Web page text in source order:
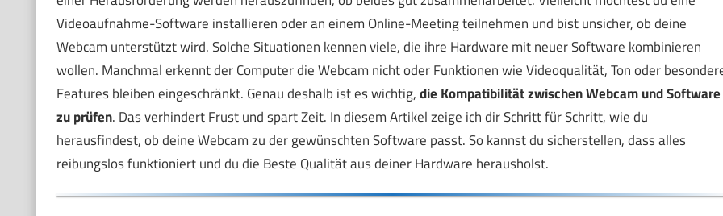
Videoaufnahme-Software installieren oder an einem Online-Meeting teilnehmen und bist unsicher, ob deine
Webcam unterstützt wird. Solche Situationen kennen viele, die ihre Hardware mit neuer Software kombinieren
wollen. Manchmal erkennt der Computer die Webcam nicht oder Funktionen wie Videoqualität, Ton oder
Features bleiben eingeschränkt. Genau deshalb ist es wichtig,die Kompatibilität zwischen Webcam und Software
zu prüfen. Das verhindert Frust und spart Zeit. In diesem Artikel zeige ich dir Schritt für Schritt, wie du
herausfindest, ob deine Webcam zu der gewünschten Software passt. So kannst du sicherstellen, dass alles
reibungslos funktioniert und du die Beste Qualität aus deiner Hardware herausholst.